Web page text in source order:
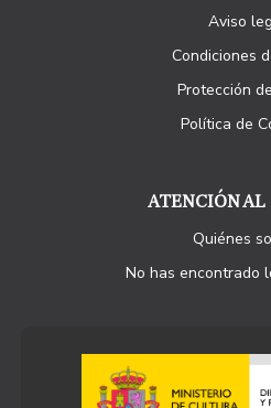
Aviso
Condiciones
Protección
Política de
ATENCIÓN
Quiénes
No has encontrado